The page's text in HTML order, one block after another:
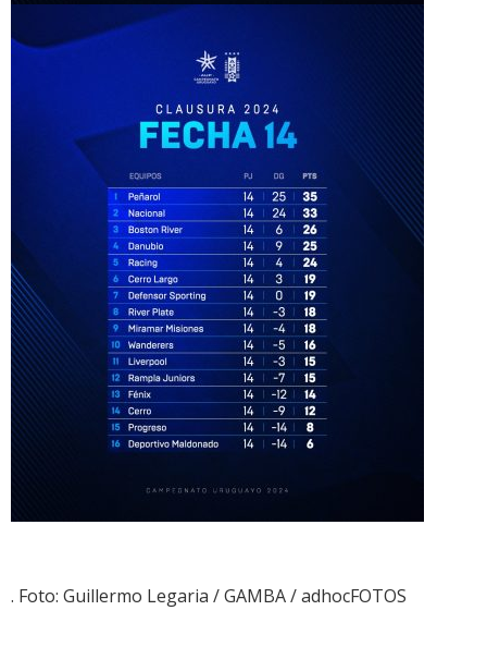
. Foto: Guillermo Legaria / GAMBA / adhocFOTOS